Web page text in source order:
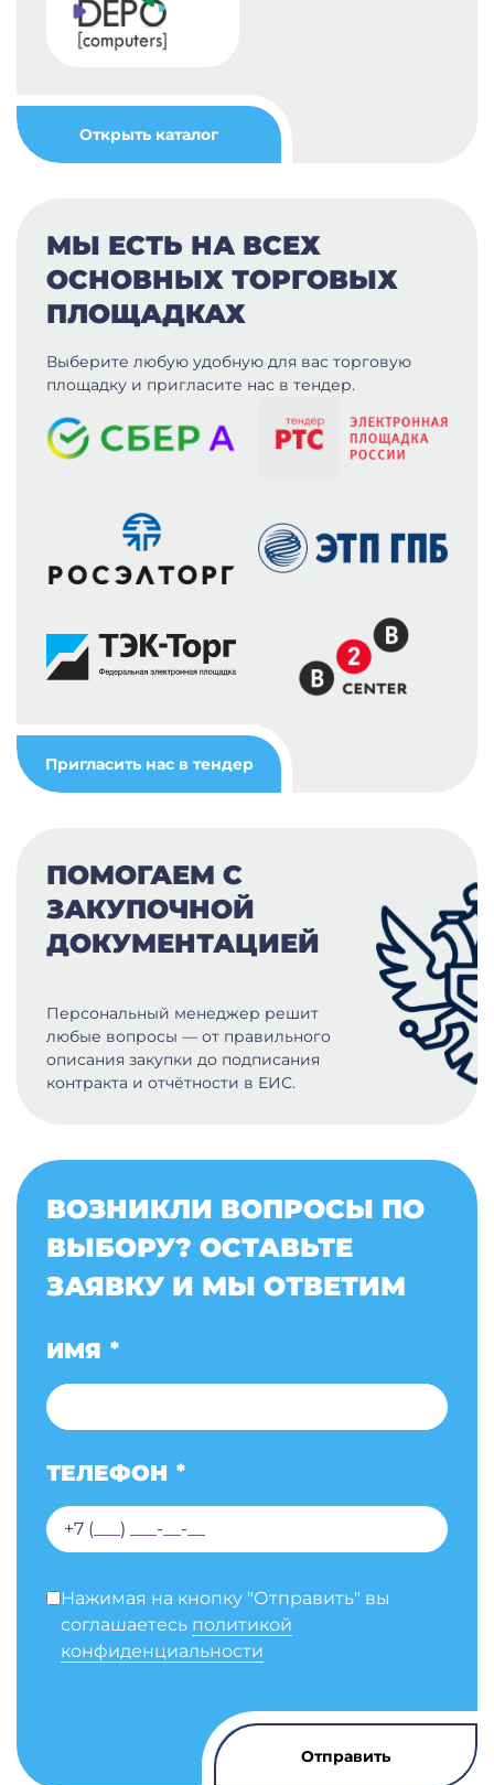
Открыть каталог
МЫ ЕСТЬ НА ВСЕХ
ОСНОВНЫХ ТОРГОВЫХ
ПЛОЩАДКАХ
Выберите любую удобную для вас торговую
площадку и пригласите нас в тендер.
Пригласить нас в тендер
ПОМОГАЕМ С
ЗАКУПОЧНОЙ
ДОКУМЕНТАЦИЕЙ
Персональный менеджер решит
любые вопросы — от правильного
описания закупки до подписания
контракта и отчётности в ЕИС.
ВОЗНИКЛИ ВОПРОСЫ ПО
ВЫБОРУ? ОСТАВЬТЕ
ЗАЯВКУ И МЫ ОТВЕТИМ
ИМЯ *
ТЕЛЕФОН *
Нажимая на кнопку "Отправить" вы
соглашаетесь политикой
конфиденциальности